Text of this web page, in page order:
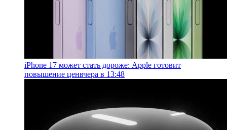
iPhone 17 может стать дороже: Apple готовит
повышение ценвчера в 13:48